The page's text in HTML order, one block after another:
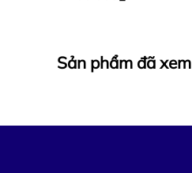
Sản phẩm đã xem